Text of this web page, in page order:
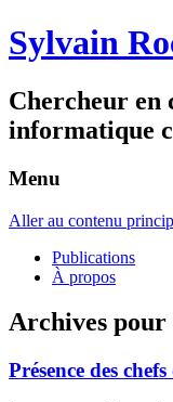
Sylvain
Chercheur en
informatique
Menu
Aller au contenu
Publications
À propos
Archives pour
Présence des